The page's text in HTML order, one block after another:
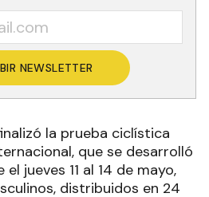
NEWSLETTER
la prueba ciclística
que se desarrolló
jueves 11 al 14 de mayo,
distribuidos en 24